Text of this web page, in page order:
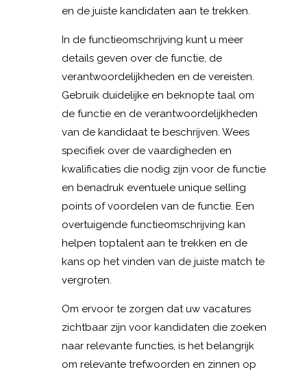
en de juiste kandidaten aan te trekken.
In de functieomschrijving kunt u meer
details geven over de functie, de
verantwoordelijkheden en de vereisten.
Gebruik duidelijke en beknopte taal om
de functie en de verantwoordelijkheden
van de kandidaat te beschrijven. Wees
specifiek over de vaardigheden en
kwalificaties die nodig zijn voor de functie
en benadruk eventuele unique selling
points of voordelen van de functie. Een
overtuigende functieomschrijving kan
helpen toptalent aan te trekken en de
kans op het vinden van de juiste match te
vergroten.
Om ervoor te zorgen dat uw vacatures
zichtbaar zijn voor kandidaten die zoeken
naar relevante functies, is het belangrijk
om relevante trefwoorden en zinnen op